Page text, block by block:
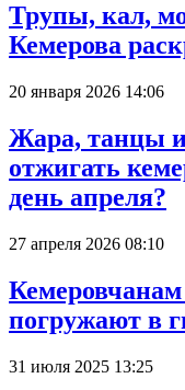
Трупы, кал,
Кемерова
20 января 2026 14:06
Жара, танцы
отжигать
день апреля?
27 апреля 2026 08:10
погружают в
31 июля 2025 13:25